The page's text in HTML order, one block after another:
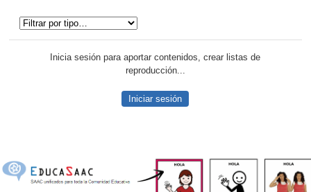
Inicia sesión para aportar contenidos, crear listas de
reproducción...
Iniciar sesión